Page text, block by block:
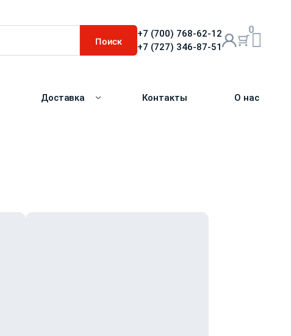
Поиск
+7 (700) 768-62-12
+7 (727) 346-87-51
0
Доставка Контакты О нас